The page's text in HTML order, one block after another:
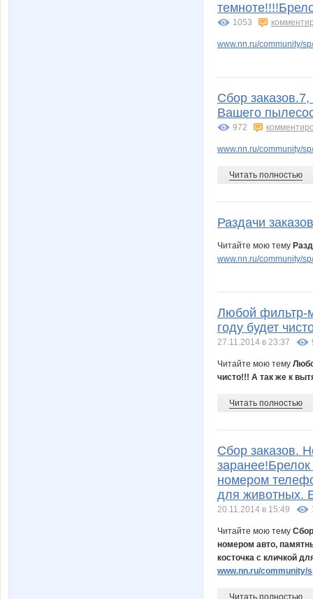
1053
www.nn.ru/community/
Сбор
Вашего
972
www.nn.ru/community/
Читать полностью
Раздачи
Читайте мою тему
www.nn.ru/community/
Любой фильтр-
году будет
27.11.2014 в 23:37
Читайте мою тему
чисто!!! А так же к
Читать полностью
Сбор заказов.
номером
для животных.
20.11.2014 в 15:49
Читайте мою тему
номером авто,
косточка с кличкой
www.nn.ru/community/
Читать полностью